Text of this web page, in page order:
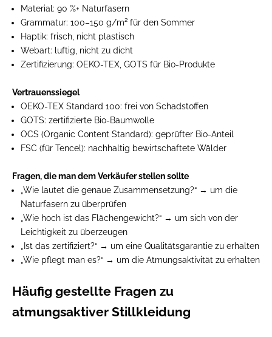
Material: 90 %+ Naturfasern
Grammatur: 100–150 g/m² für den Sommer
Haptik: frisch, nicht plastisch
Webart: luftig, nicht zu dicht
Zertifizierung: OEKO-TEX, GOTS für Bio-Produkte
Vertrauenssiegel
OEKO-TEX Standard 100: frei von Schadstoffen
GOTS: zertifizierte Bio-Baumwolle
OCS (Organic Content Standard): geprüfter Bio-Anteil
FSC (für Tencel): nachhaltig bewirtschaftete Wälder
Fragen, die man dem Verkäufer stellen sollte
„Wie lautet die genaue Zusammensetzung?“ → um die
Naturfasern zu überprüfen
„Wie hoch ist das Flächengewicht?“ → um sich von der
Leichtigkeit zu überzeugen
„Ist das zertifiziert?“ → um eine Qualitätsgarantie zu erhalten
„Wie pflegt man es?“ → um die Atmungsaktivität zu erhalten
Häufig gestellte Fragen zu
atmungsaktiver Stillkleidung